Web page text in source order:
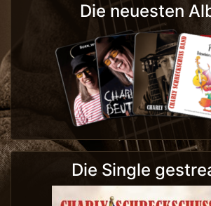
Die neuesten
Die Single